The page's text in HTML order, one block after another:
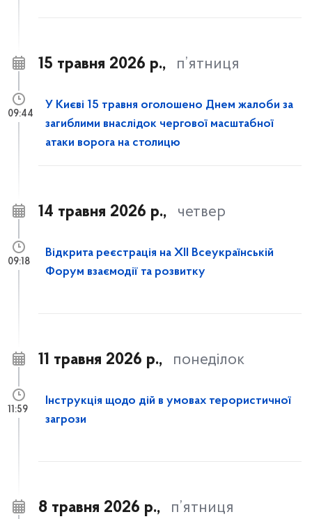
15 травня 2026 р., п’ятниця
У Києві 15 травня оголошено Днем жалоби за
загиблими внаслідок чергової масштабної
атаки ворога на столицю
09:44
14 травня 2026 р., четвер
Відкрита реєстрація на XII Всеукраїнській
Форум взаємодії та розвитку
09:18
11 травня 2026 р., понеділок
Інструкція щодо дій в умовах терористичної
загрози
11:59
8 травня 2026 р., п’ятниця